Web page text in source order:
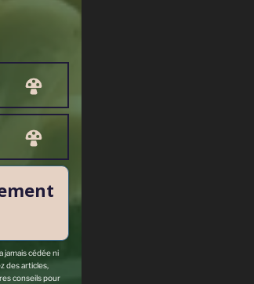
jamais cédée ni
des articles,
conseils pour